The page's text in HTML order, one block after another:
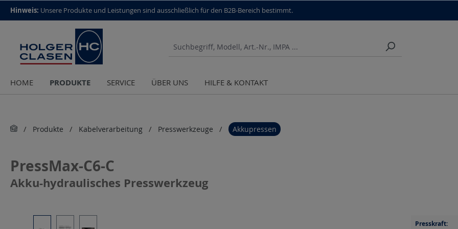
top scroll helper
Hinweis: Unsere Produkte und Leistungen sind aus­schließlich für den B2B-Bereich bestimmt.
HOME PRODUKTE SERVICE ÜBER UNS HILFE & KONTAKT
Produkte Kabelverarbeitung Presswerkzeuge Akkupressen
PressMax-C6-C
Akku-hydraulisches Presswerkzeug
Presskraft: